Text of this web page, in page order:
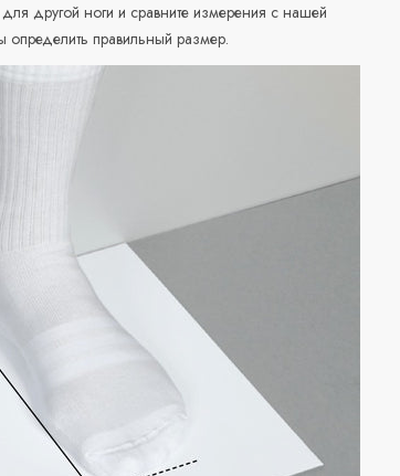
другой ноги и сравните измерения с нашей
определить правильный размер.